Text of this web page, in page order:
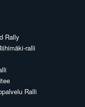
Rally
ralli
Ralli